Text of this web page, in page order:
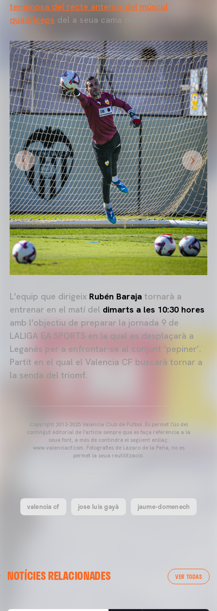
tendinosa del recte anterior del múscul
quàdriceps del a seua cama dreta.
L'equip que dirigeix Rubén Baraja tornarà a
entrenar en el matí del dimarts a les 10:30 hores
amb l'objectiu de preparar la jornada 9 de
LALIGA EA SPORTS en la qual es desplaçarà a
Leganés per a enfrontar-se al conjunt ‘pepiner’.
Partit en el qual el Valencia CF buscarà tornar a
la senda del triomf.
Copyright 2013-2025 Valencia Club de Futbol. Es permet l'ús del
contingut editorial de l'article sempre que es faça referència a la
seua font, a més de contindre el següent enllaç:
www.valenciacf.com. Fotografies de Lázaro de la Peña, no es
permet la seua reutilització.
valencia cf jose luis gayà jaume-domenech
NOTÍCIES RELACIONADES VER TODAS
ENTRENAMENT DEL VALENCIA CF 04/03/26